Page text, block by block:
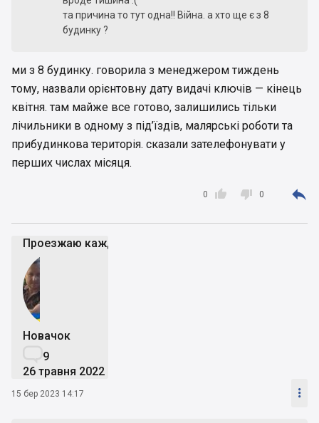
та причина то тут одна!! Війна. а хто ще є з 8
будинку ?
ми з 8 будинку. говорила з менеджером тиждень
тому, назвали орієнтовну дату видачі ключів — кінець
квітня. там майже все готово, залишились тільки
лічильники в одному з під’їздів, малярські роботи та
прибудинкова територія. сказали зателефонувати у
перших числах місяця.

0  0 
Проезжаю каждый день возле стройки - пока вроде
Новачок
9
26 травня 2022
15 бер 2023 14:17 